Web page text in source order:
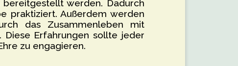
werden. Dadurch
praktiziert. Außerdem werden
das Zusammenleben mit
Erfahrungen sollte jeder
zu engagieren.